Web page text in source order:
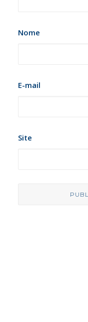
Nome
E-mail
Site